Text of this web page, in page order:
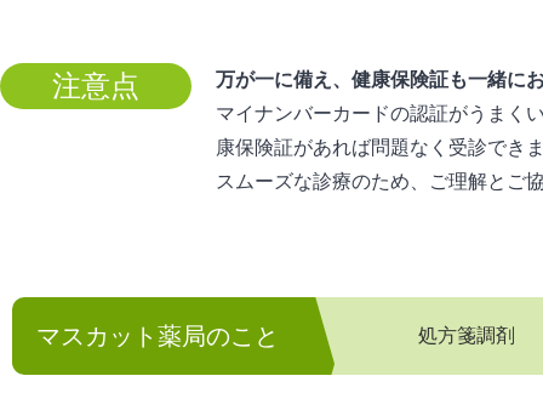
注意点
万が一に備え、健康保険証も一緒に
マイナンバーカードの認証がうまく
康保険証があれば問題なく受診でき
スムーズな診療のため、ご理解とご
マスカット薬局のこと 処方箋調剤